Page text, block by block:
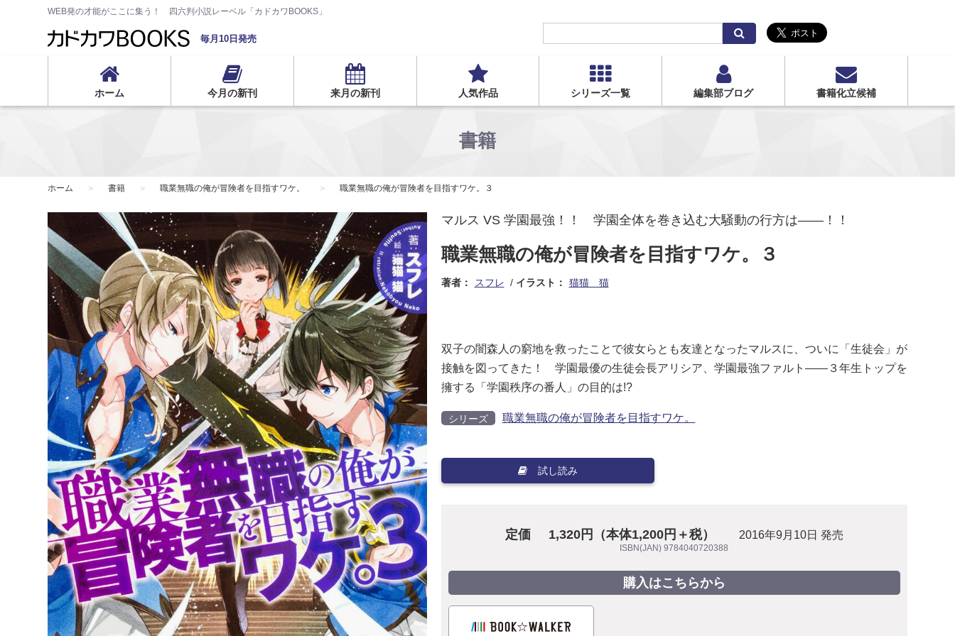
WEB発の才能がここに集う！ 四六判小説レーベル「カドカワBOOKS」
毎月10日発売
索
ホーム 今月の新刊 来月の新刊 人気作品 シリーズ一覧 編集部ブログ 書籍化立候補
書籍
ホーム 書籍 職業無職の俺が冒険者を目指すワケ。 職業無職の俺が冒険者を目指すワケ。３
マルス VS 学園最強！！ 学園全体を巻き込む大騒動の行方は――！！
職業無職の俺が冒険者を目指すワケ。３
著者： スフレ イラスト： 猫猫 猫
双子の闇森人の窮地を救ったことで彼女らとも友達となったマルスに、ついに「生徒会」が
接触を図ってきた！ 学園最優の生徒会長アリシア、学園最強ファルト――３年生トップを
擁する「学園秩序の番人」の目的は!?
シリーズ 職業無職の俺が冒険者を目指すワケ。
試し読み
定価 1,320円（本体1,200円＋税） 2016年9月10日 発売
ISBN(JAN) 9784040720388
購入はこちらから